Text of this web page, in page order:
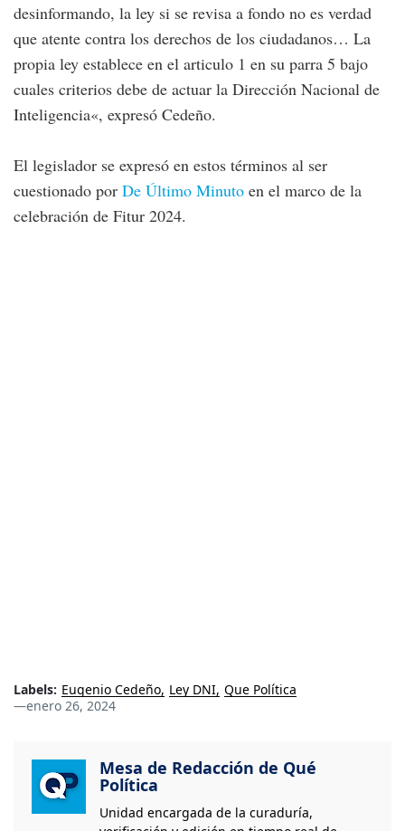
desinformando, la ley si se revisa a fondo no es verdad
que atente contra los derechos de los ciudadanos… La
propia ley establece en el articulo 1 en su parra 5 bajo
cuales criterios debe de actuar la Dirección Nacional de
Inteligencia«, expresó Cedeño.
El legislador se expresó en estos términos al ser
cuestionado por De Último Minuto en el marco de la
celebración de Fitur 2024.
Labels: Eugenio Cedeño Ley DNI Que Política
—enero 26, 2024
Mesa de Redacción de Qué
Política
Unidad encargada de la curaduría,